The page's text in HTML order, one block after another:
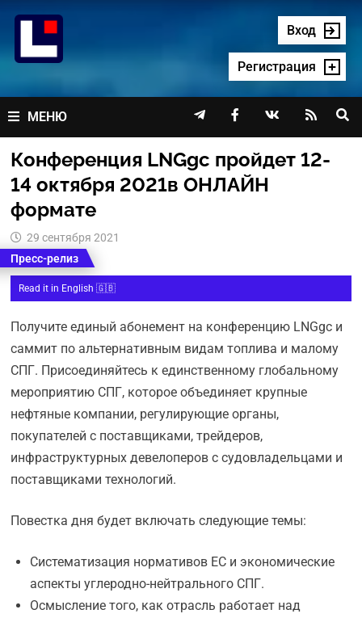
содержимому
Вход
Регистрация
МЕНЮ    
Конференция LNGgc пройдет 12-
14 октября 2021в ОНЛАЙН
формате
29 сентября 2021
Пресс-релиз
Read it in English 🇬🇧
Получите единый абонемент на конференцию LNGgc и
саммит по альтернативным видам топлива и малому
СПГ. Присоединяйтесь к единственному глобальному
мероприятию СПГ, которое объединяет крупные
нефтяные компании, регулирующие органы,
покупателей с поставщиками, трейдеров,
инфраструктурных девелоперов с судовладельцами и
поставщиками технологий.
Повестка дня будет включать следующие темы:
Систематизация нормативов ЕС и экономические
аспекты углеродно-нейтрального СПГ.
Осмысление того, как отрасль работает над